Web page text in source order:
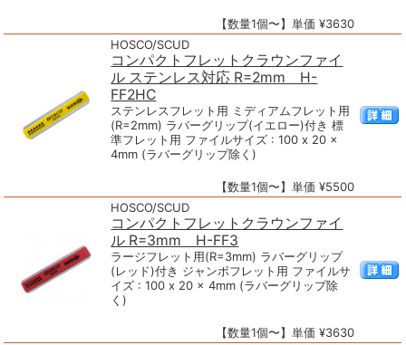
【数量1個〜】単価 ¥3630
HOSCO/SCUD
コンパクトフレットクラウンファイ
ル ステンレス対応 R=2mm H-
FF2HC
ステンレスフレット用 ミディアムフレット用
(R=2mm) ラバーグリップ(イエロー)付き 標
準フレット用 ファイルサイズ : 100 x 20 x
4mm (ラバーグリップ除く)
【数量1個〜】単価 ¥5500
HOSCO/SCUD
コンパクトフレットクラウンファイ
ル R=3mm H-FF3
ラージフレット用(R=3mm) ラバーグリップ
(レッド)付き ジャンボフレット用 ファイルサ
イズ : 100 x 20 x 4mm (ラバーグリップ除
く)
【数量1個〜】単価 ¥3630